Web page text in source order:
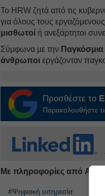
Το HRW ζητά από τις
για όλους τους
μισθωτοί ή ανεξάρτητοι
Σύμφωνα με την
άνθρωποι εργάζονταν
Προσθέστε το
Παρακολουθήστε
Με πληροφορίες από
#Ψηφιακή υπηρεσία